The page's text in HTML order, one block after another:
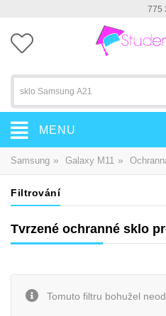
775
MENU
Samsung » Galaxy M11 »
Filtrování
Tvrzené ochranné sklo
Tomuto filtru bohužel